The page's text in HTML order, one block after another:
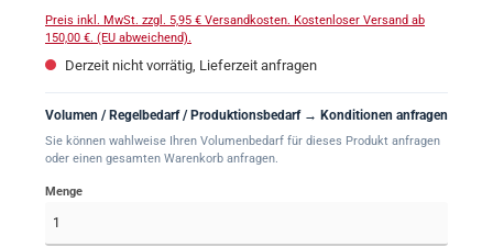
Preis inkl. MwSt. zzgl. 5,95 € Versandkosten. Kostenloser Versand ab
150,00 €. (EU abweichend).
Derzeit nicht vorrätig, Lieferzeit anfragen
Volumen / Regelbedarf / Produktionsbedarf → Konditionen anfragen
Sie können wahlweise Ihren Volumenbedarf für dieses Produkt anfragen
oder einen gesamten Warenkorb anfragen.
Menge